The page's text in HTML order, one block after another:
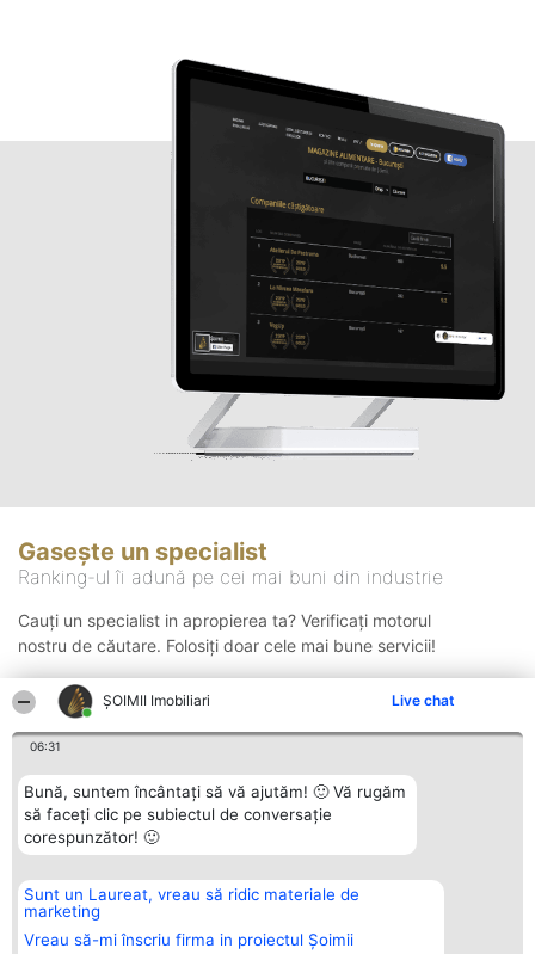
ȘOIMII Imobiliari Live chat
06:31
Bună, suntem încântați să vă ajutăm! 🙂 Vă rugăm
să faceți clic pe subiectul de conversație
corespunzător! 🙂
Sunt un Laureat, vreau să ridic materiale de
marketing
Vreau să-mi înscriu firma in proiectul Șoimii
Gasește un specialist
Ranking-ul îi adună pe cei mai buni din industrie
Cauți un specialist in apropierea ta? Verificați motorul
nostru de căutare. Folosiți doar cele mai bune servicii!
Organizator Ranking
BRIGHT SOLUTIONS BR SRL
Aleea Timisul De Sus 2 Bl. A30
Sc. A Et. 4 Ap. 13 Cod 061952
Plebiscyt
Lista Tuturor
Laureaților
Contact